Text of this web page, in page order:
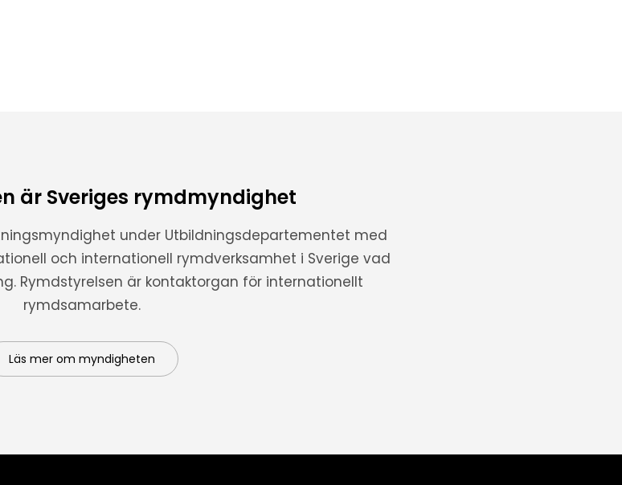
är Sveriges rymdmyndighet
under Utbildningsdepartementet med
och internationell rymdverksamhet i Sverige vad
Rymdstyrelsen är kontaktorgan för internationellt
rymdsamarbete.
Läs mer om myndigheten